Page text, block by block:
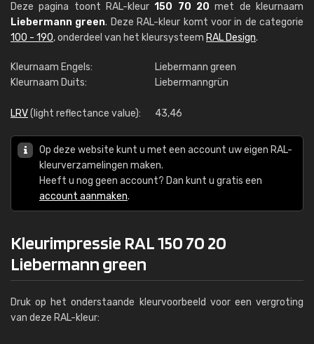
Deze pagina toont RAL-kleur150 70 20 met de kleurnaam
Liebermann green. Deze RAL-kleur komt voor in de categorie
100 - 190, onderdeel van het kleursysteem RAL Design.
Kleurnaam Engels:
Liebermann green
Kleurnaam Duits:
Liebermanngrün
LRV(light reflectance value): 43,46
Op deze website kunt u met een account uw eigen RAL-
kleurverzamelingen maken.
Heeft u nog geen account? Dan kunt u gratis een
account aanmaken.
Kleurimpressie RAL 150 70 20
Liebermann green
Druk op het onderstaande kleurvoorbeeld voor een vergroting
van deze RAL-kleur: